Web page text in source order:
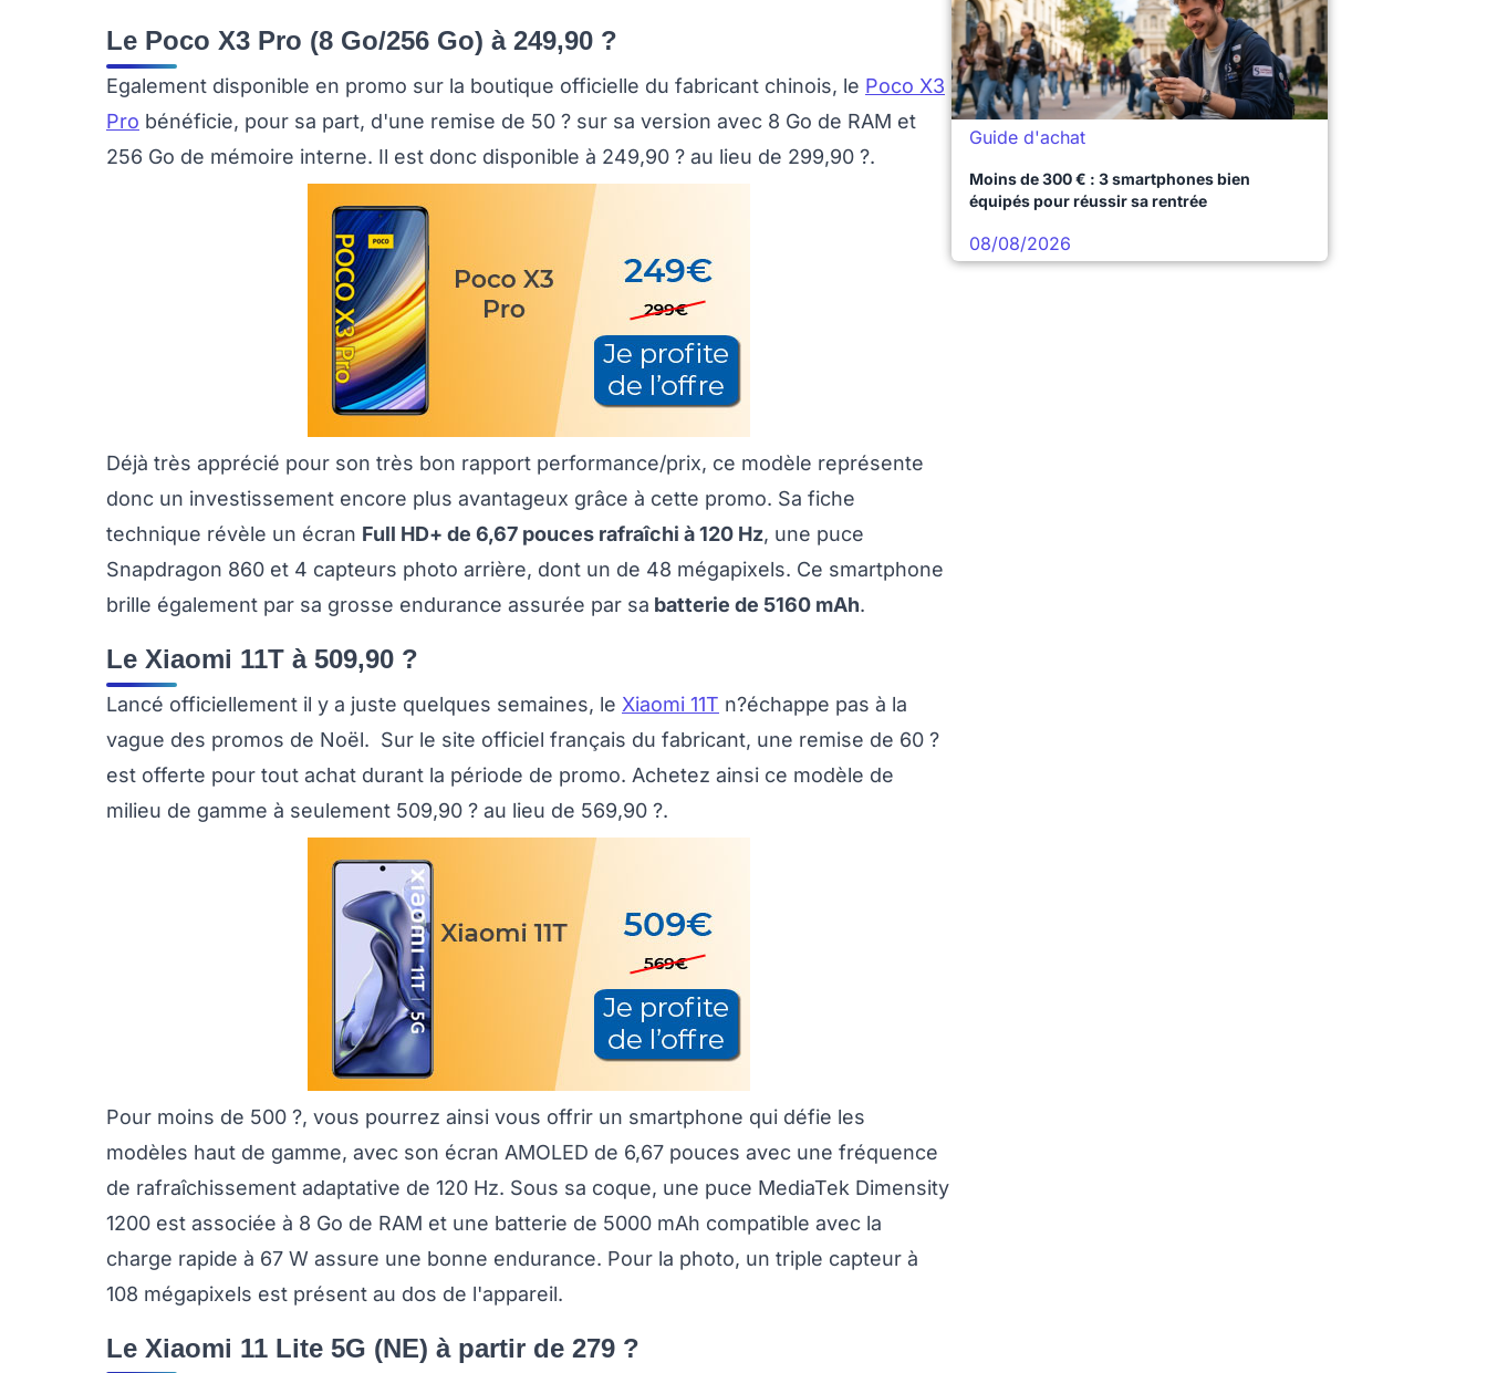
Le Poco X3 Pro (8 Go/256 Go) à 249,90 ?
Egalement disponible en promo sur la boutique officielle du fabricant chinois, le Poco X3
Pro bénéficie, pour sa part, d'une remise de 50 ? sur sa version avec 8 Go de RAM et
256 Go de mémoire interne. Il est donc disponible à 249,90 ? au lieu de 299,90 ?.
Déjà très apprécié pour son très bon rapport performance/prix, ce modèle représente
donc un investissement encore plus avantageux grâce à cette promo. Sa fiche
technique révèle un écran Full HD+ de 6,67 pouces rafraîchi à 120 Hz, une puce
Snapdragon 860 et 4 capteurs photo arrière, dont un de 48 mégapixels. Ce smartphone
brille également par sa grosse endurance assurée par sa batterie de 5160 mAh.
Le Xiaomi 11T à 509,90 ?
Lancé officiellement il y a juste quelques semaines, le Xiaomi 11T n?échappe pas à la
vague des promos de Noël. Sur le site officiel français du fabricant, une remise de 60 ?
est offerte pour tout achat durant la période de promo. Achetez ainsi ce modèle de
milieu de gamme à seulement 509,90 ? au lieu de 569,90 ?.
Pour moins de 500 ?, vous pourrez ainsi vous offrir un smartphone qui défie les
modèles haut de gamme, avec son écran AMOLED de 6,67 pouces avec une fréquence
de rafraîchissement adaptative de 120 Hz. Sous sa coque, une puce MediaTek Dimensity
1200 est associée à 8 Go de RAM et une batterie de 5000 mAh compatible avec la
charge rapide à 67 W assure une bonne endurance. Pour la photo, un triple capteur à
108 mégapixels est présent au dos de l'appareil.
Le Xiaomi 11 Lite 5G (NE) à partir de 279 ?
Guide d'achat
Moins de 300 € : 3 smartphones bien
équipés pour réussir sa rentrée
08/08/2026